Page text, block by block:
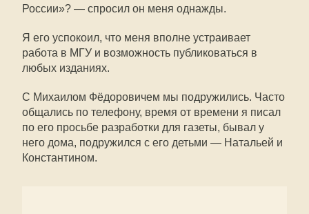
России»? — спросил он меня однажды.
Я его успокоил, что меня вполне устраивает
работа в МГУ и возможность публиковаться в
любых изданиях.
С Михаилом Фёдоровичем мы подружились. Часто
общались по телефону, время от времени я писал
по его просьбе разработки для газеты, бывал у
него дома, подружился с его детьми — Натальей и
Константином.